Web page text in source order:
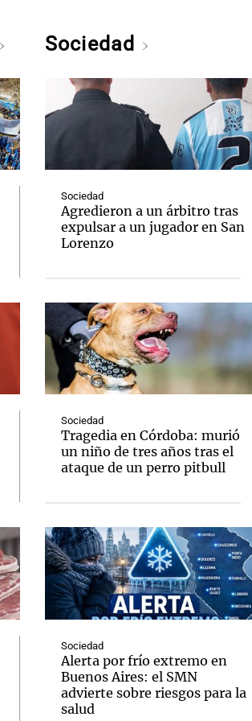
Sociedad
Sociedad
Agredieron a un árbitro tras
expulsar a un jugador en San
Lorenzo
Sociedad
Tragedia en Córdoba: murió
un niño de tres años tras el
ataque de un perro pitbull
Sociedad
Alerta por frío extremo en
Buenos Aires: el SMN
advierte sobre riesgos para la
salud
Notas
El